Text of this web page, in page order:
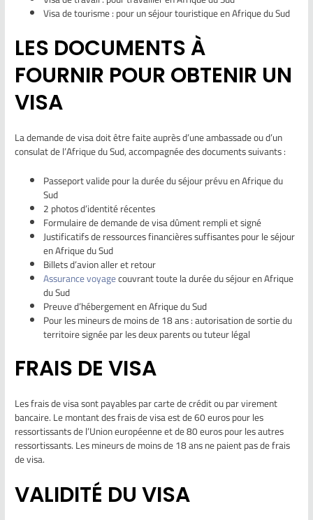
Visa de tourisme : pour un séjour touristique en Afrique du Sud
LES DOCUMENTS À
FOURNIR POUR OBTENIR UN
VISA
La demande de visa doit être faite auprès d’une ambassade ou d’un
consulat de l’Afrique du Sud, accompagnée des documents suivants :
Passeport valide pour la durée du séjour prévu en Afrique du
Sud
2 photos d’identité récentes
Formulaire de demande de visa dûment rempli et signé
Justificatifs de ressources financières suffisantes pour le séjour
en Afrique du Sud
Billets d’avion aller et retour
Assurance voyagecouvrant toute la durée du séjour en Afrique
du Sud
Preuve d’hébergement en Afrique du Sud
Pour les mineurs de moins de 18 ans : autorisation de sortie du
territoire signée par les deux parents ou tuteur légal
FRAIS DE VISA
Les frais de visa sont payables par carte de crédit ou par virement
bancaire. Le montant des frais de visa est de 60 euros pour les
ressortissants de l’Union européenne et de 80 euros pour les autres
ressortissants. Les mineurs de moins de 18 ans ne paient pas de frais
de visa.
VALIDITÉ DU VISA